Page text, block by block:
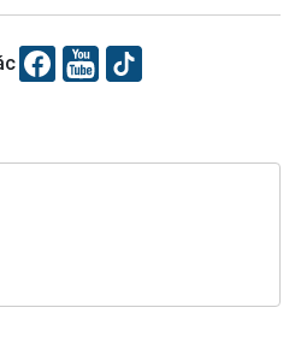
Bình luận
Diễn đàn chủ nhật